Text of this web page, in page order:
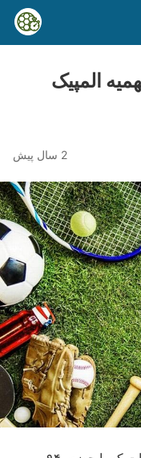
المپیک
2 سال پیش